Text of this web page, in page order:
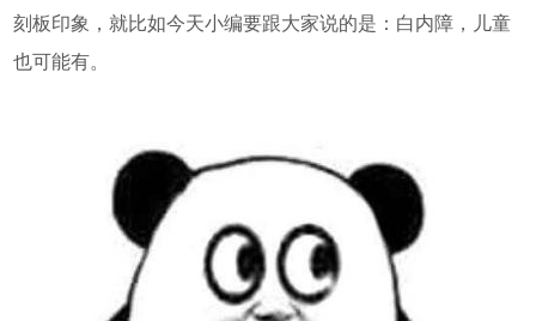
刻板印象，就比如今天小编要跟大家说的是：白内障，儿童
也可能有。